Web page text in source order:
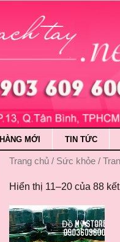
HÀNG MỚI TIN TỨC
Trang chủ / Sức khỏe /
Hiển thị 11–20 của 88